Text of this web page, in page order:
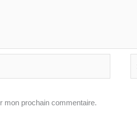
mon prochain commentaire.